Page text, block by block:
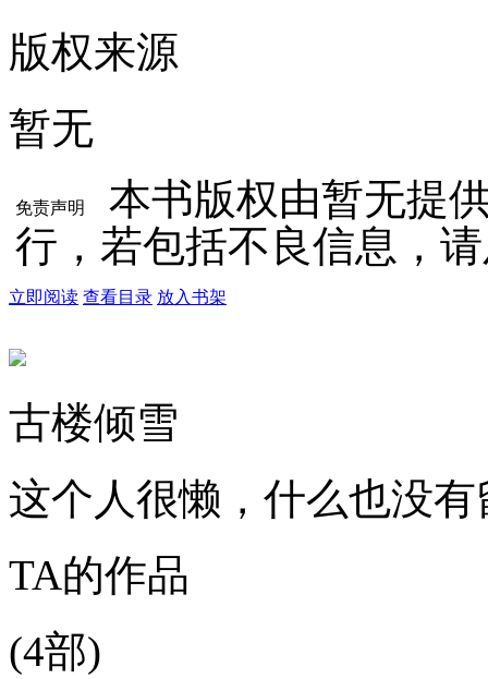
版权来源
暂无
免责声明
本书版权由暂无提
行，若包括不良信息，
立即阅读 查看目录 放入书架
古楼倾雪
这个人很懒，什么也没有
TA的作品
(4部)